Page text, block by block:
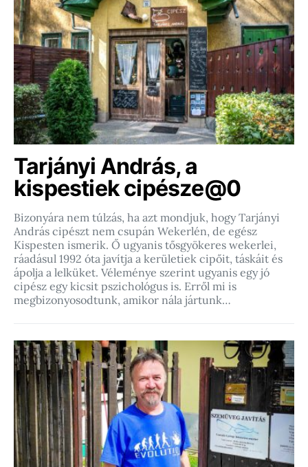
Tarjányi András, a
kispestiek cipésze@0
Bizonyára nem túlzás, ha azt mondjuk, hogy Tarjányi
András cipészt nem csupán Wekerlén, de egész
Kispesten ismerik. Ő ugyanis tősgyökeres wekerlei,
ráadásul 1992 óta javítja a kerületiek cipőit, táskáit és
ápolja a lelküket. Véleménye szerint ugyanis egy jó
cipész egy kicsit pszichológus is. Erről mi is
megbizonyosodtunk, amikor nála jártunk…